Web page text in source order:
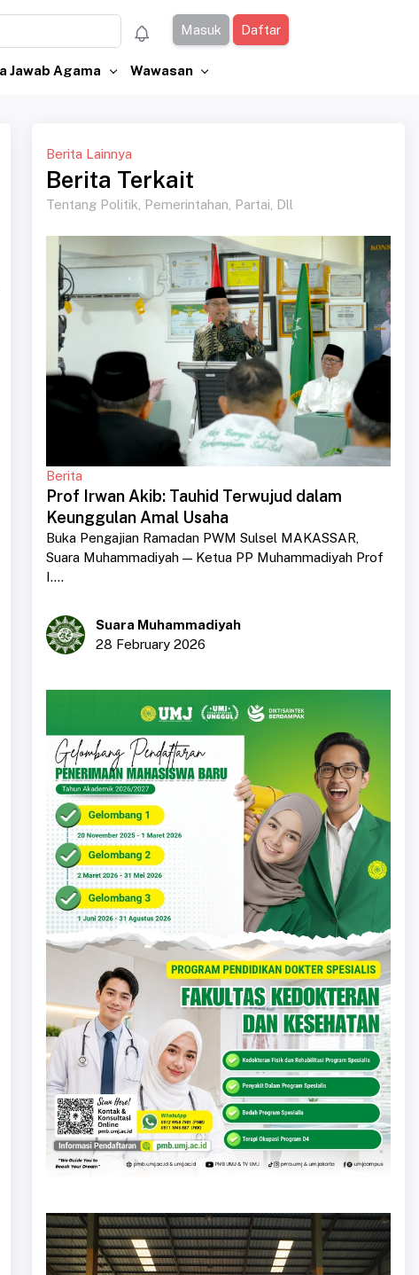
Masuk Daftar
Jawab Agama Wawasan
Berita Lainnya
Berita Terkait
Tentang Politik, Pemerintahan, Partai, Dll
Berita
Prof Irwan Akib: Tauhid Terwujud dalam
Keunggulan Amal Usaha
Buka Pengajian Ramadan PWM Sulsel MAKASSAR,
Suara Muhammadiyah — Ketua PP Muhammadiyah Prof
I....
Suara Muhammadiyah
28 February 2026